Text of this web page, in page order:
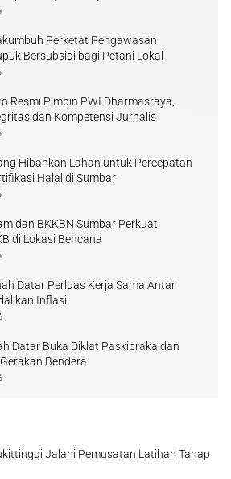
Perketat Pengawasan
Bersubsidi bagi Petani Lokal
Resmi Pimpin PWI Dharmasraya,
dan Kompetensi Jurnalis
Hibahkan Lahan untuk Percepatan
Halal di Sumbar
dan BKKBN Sumbar Perkuat
di Lokasi Bencana
Datar Perluas Kerja Sama Antar
Inflasi
Datar Buka Diklat Paskibraka dan
Bendera
Jalani Pemusatan Latihan Tahap